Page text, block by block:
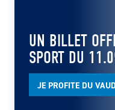
UN BILLET
SPORT DU
JE PROFITE DU